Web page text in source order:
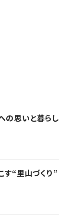
の思いと暮らし
す“里山づくり”